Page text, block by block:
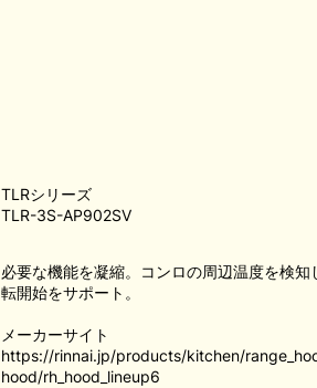
必要な機能を凝縮。コンロの周辺温度を検知
転開始をサポート。
メーカーサイト
https://rinnai.jp/products/kitchen/
hood/rh_hood_lineup6
TLRシリーズ
TLR-3S-AP902SV